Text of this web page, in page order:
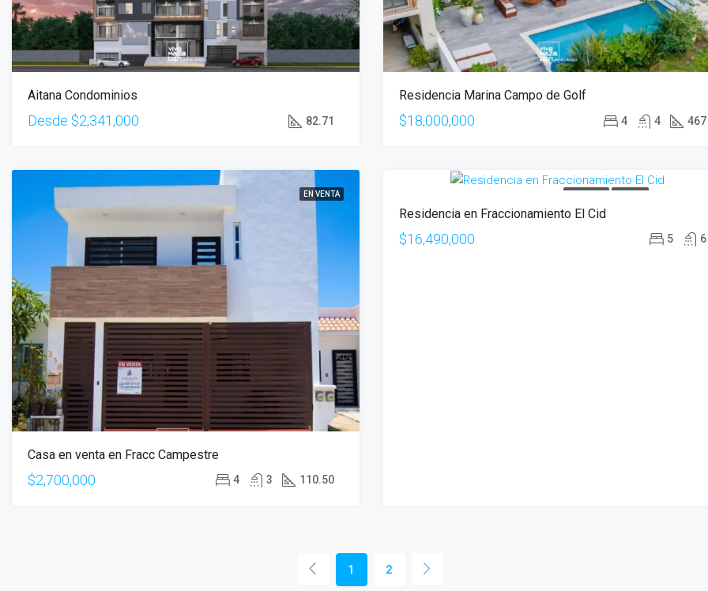
Aitana Condominios
Desde $2,341,000 82.71
Residencia Marina Campo de Golf
$18,000,000 4 4 467
EN VENTA
Casa en venta en Fracc Campestre
$2,700,000 4 3 110.50
Residencia en Fraccionamiento El Cid
$16,490,000 5 6
1 2